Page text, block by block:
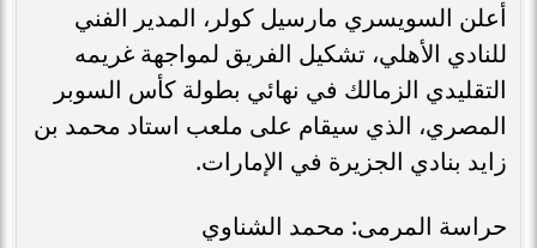
أعلن السويسري مارسيل كولر، المدير الفني
للنادي الأهلي، تشكيل الفريق لمواجهة غريمه
التقليدي الزمالك في نهائي بطولة كأس السوبر
المصري، الذي سيقام على ملعب استاد محمد بن
زايد بنادي الجزيرة في الإمارات.
حراسة المرمى: محمد الشناوي